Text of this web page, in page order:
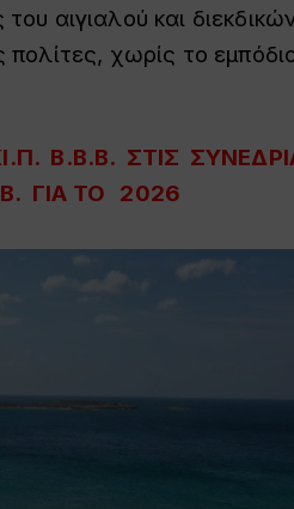
αιγιαλού και
χωρίς το
Β.Β.Β. ΣΤΙΣ
ΓΙΑ ΤΟ 2026